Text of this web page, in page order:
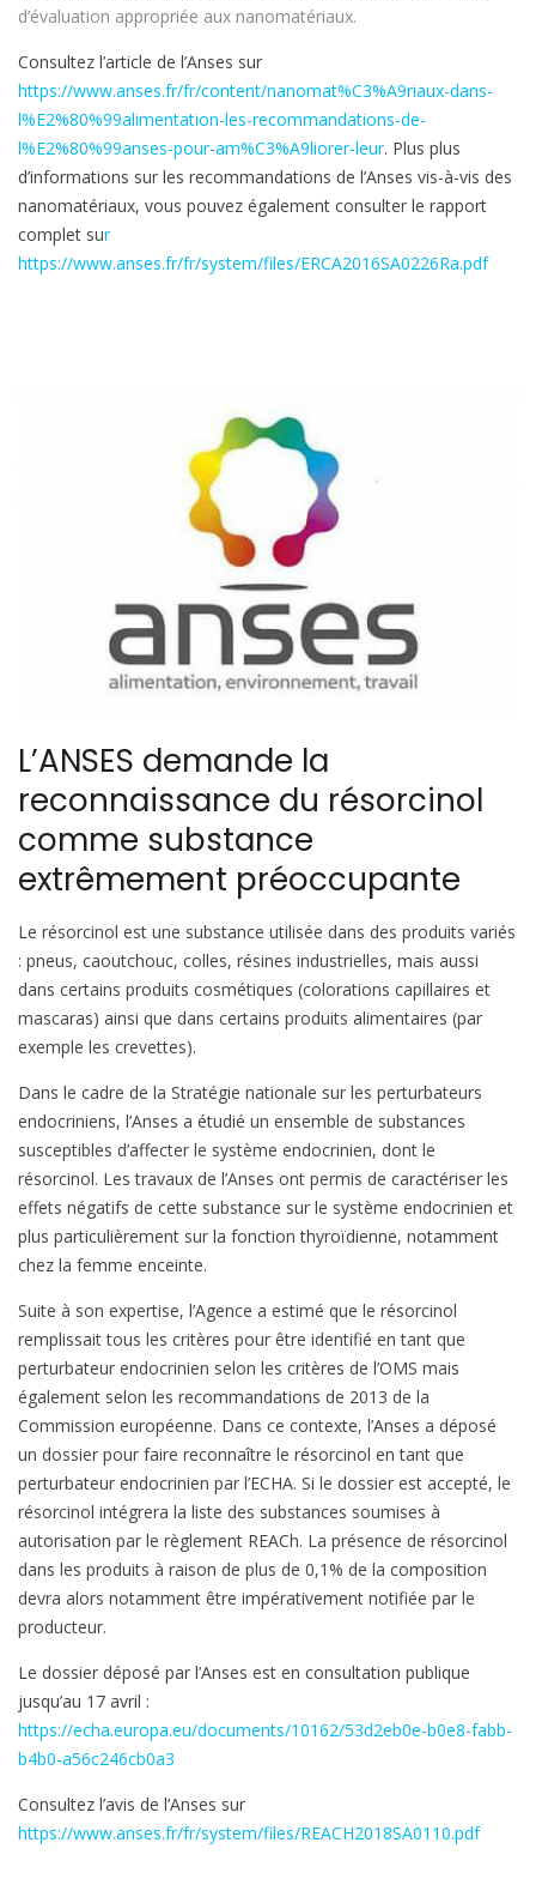
d’évaluation appropriée aux nanomatériaux.
Consultez l’article de l’Anses sur
https://www.anses.fr/fr/content/nanomat%C3%A9riaux-dans-
l%E2%80%99alimentation-les-recommandations-de-
l%E2%80%99anses-pour-am%C3%A9liorer-leur. Plus plus
d’informations sur les recommandations de l’Anses vis-à-vis des
nanomatériaux, vous pouvez également consulter le rapport
complet sur
https://www.anses.fr/fr/system/files/ERCA2016SA0226Ra.pdf
L’ANSES demande la
reconnaissance du résorcinol
comme substance
extrêmement préoccupante
Le résorcinol est une substance utilisée dans des produits variés
: pneus, caoutchouc, colles, résines industrielles, mais aussi
dans certains produits cosmétiques (colorations capillaires et
mascaras) ainsi que dans certains produits alimentaires (par
exemple les crevettes).
Dans le cadre de la Stratégie nationale sur les perturbateurs
endocriniens, l’Anses a étudié un ensemble de substances
susceptibles d’affecter le système endocrinien, dont le
résorcinol. Les travaux de l’Anses ont permis de caractériser les
effets négatifs de cette substance sur le système endocrinien et
plus particulièrement sur la fonction thyroïdienne, notamment
chez la femme enceinte.
Suite à son expertise, l’Agence a estimé que le résorcinol
remplissait tous les critères pour être identifié en tant que
perturbateur endocrinien selon les critères de l’OMS mais
également selon les recommandations de 2013 de la
Commission européenne. Dans ce contexte, l’Anses a déposé
un dossier pour faire reconnaître le résorcinol en tant que
perturbateur endocrinien par l’ECHA. Si le dossier est accepté, le
résorcinol intégrera la liste des substances soumises à
autorisation par le règlement REACh. La présence de résorcinol
dans les produits à raison de plus de 0,1% de la composition
devra alors notamment être impérativement notifiée par le
producteur.
Le dossier déposé par l’Anses est en consultation publique
jusqu’au 17 avril :
https://echa.europa.eu/documents/10162/53d2eb0e-b0e8-fabb-
b4b0-a56c246cb0a3
Consultez l’avis de l’Anses sur
https://www.anses.fr/fr/system/files/REACH2018SA0110.pdf